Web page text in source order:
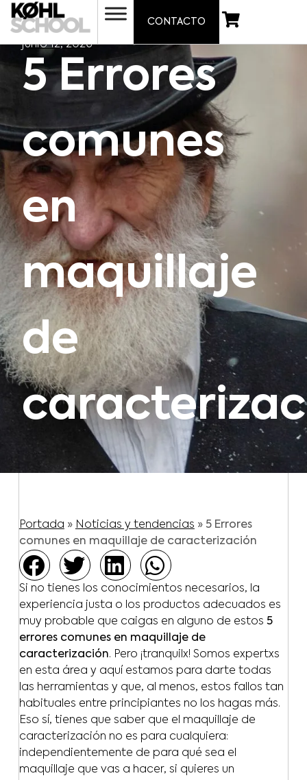
CONTACTO
junio 12, 2026
5 Errores
comunes
en
maquillaje
de
Portada » Noticias y tendencias » 5 Errores
comunes en maquillaje de caracterización
Si no tienes los conocimientos necesarios, la
experiencia justa o los productos adecuados es
muy probable que caigas en alguno de estos 5
errores comunes en maquillaje de
caracterización. Pero ¡tranquilx! Somos expertxs
en esta área y aquí estamos para darte todas
las herramientas y que, al menos, estos fallos tan
habituales entre principiantes no los hagas más.
Eso sí, tienes que saber que el maquillaje de
caracterización no es para cualquiera:
independientemente de para qué sea el
maquillaje que vas a hacer, si quieres un